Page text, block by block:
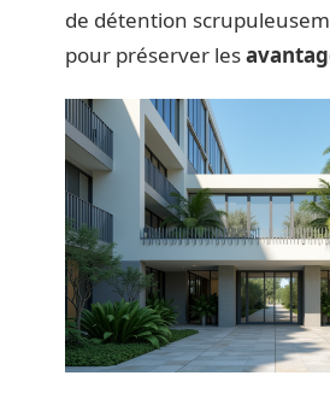
de détention
pour préserver les